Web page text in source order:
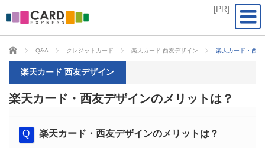
CARD EXPRESS
Q&A クレジットカード 楽天カード 西友デザイン 楽天カード・西
楽天カード 西友デザイン
楽天カード・西友デザインのメリットは？
楽天カード・西友デザインのメリットは？